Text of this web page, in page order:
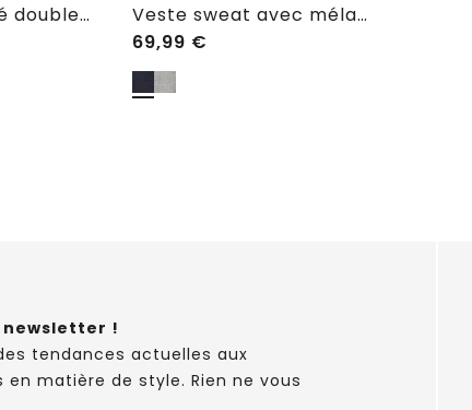
Blouson en piqué double face à fermeture zippée
Veste sweat avec mélange de matières
69,99 €
newsletter !
tendances actuelles aux
matière de style. Rien ne vous